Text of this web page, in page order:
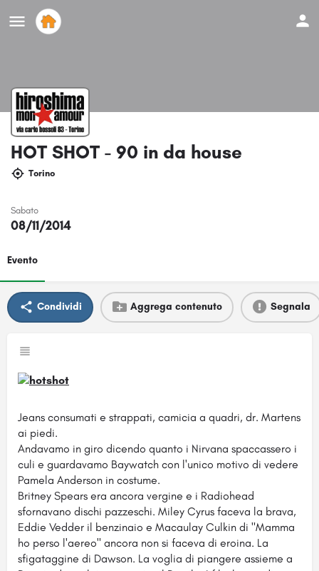
HOT SHOT - 90 in da house
Torino
Sabato
08/11/2014
Evento
Condividi Aggrega contenuto Segnala
Jeans consumati e strappati, camicia a quadri, dr. Martens
ai piedi.
Andavamo in giro dicendo quanto i Nirvana spaccassero i
culi e guardavamo Baywatch con l'unico motivo di vedere
Pamela Anderson in costume.
Britney Spears era ancora vergine e i Radiohead
sfornavano dischi pazzeschi. Miley Cyrus faceva la brava,
Eddie Vedder il benzinaio e Macaulay Culkin di "Mamma
ho perso l'aereo" ancora non si faceva di eroina. La
sfigataggine di Dawson. La voglia di piangere assieme a